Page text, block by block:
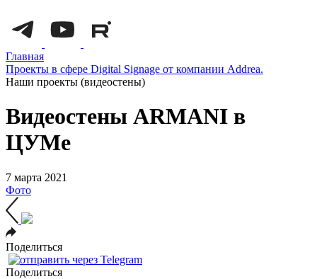
Главная
Проекты в сфере Digital Signage от компании Addrea.
Наши проекты (видеостены)
Видеостены ARMANI в
ЦУМе
7 марта 2021
Фото
Поделиться
Поделиться